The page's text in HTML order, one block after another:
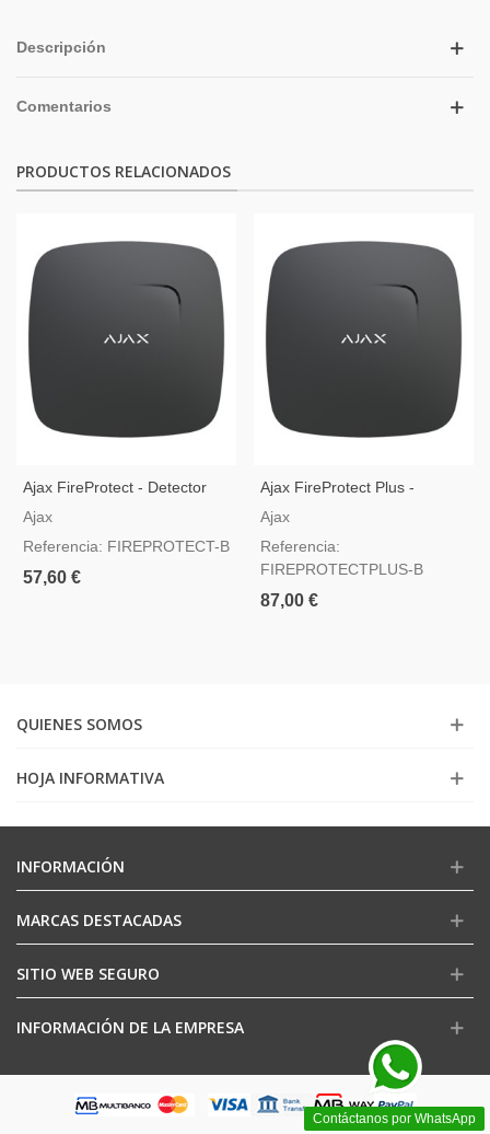
Descripción
Comentarios
PRODUCTOS RELACIONADOS
Ajax FireProtect - Detector
De Humo Y Calor Inalámbrico
Ajax
Referencia: FIREPROTECT-B
57,60 €
Ajax FireProtect Plus -
Detector De Humo, Calor Y
Ajax
Referencia:
FIREPROTECTPLUS-B
87,00 €
QUIENES SOMOS
HOJA INFORMATIVA
Contáctanos por WhatsApp
INFORMACIÓN
MARCAS DESTACADAS
SITIO WEB SEGURO
INFORMACIÓN DE LA EMPRESA